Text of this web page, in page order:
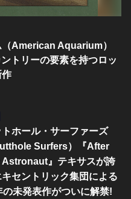
American Aquarium）
トリーの要素を持つロッ
作
ホール・サーファーズ
Surfers）『After
Astronaut』テキサスが誇
キセントリック集団による
の未発表作がついに解禁!